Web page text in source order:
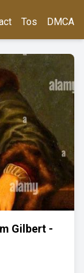
Tos DMCA
Gilbert -